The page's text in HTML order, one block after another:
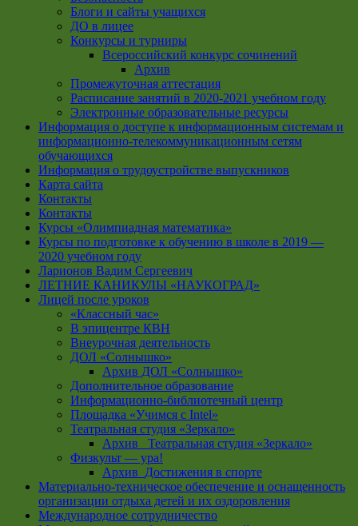
Блоги и сайты учащихся
ДО в лицее
Конкурсы и турниры
Всероссийский конкурс сочинений
Архив
Промежуточная аттестация
Расписание занятий в 2020-2021 учебном году
Электронные образовательные ресурсы
Информация о доступе к информационным системам и
информационно-телекоммуникационным сетям
обучающихся
Информация о трудоустройстве выпускников
Карта сайта
Контакты
Контакты
Курсы «Олимпиадная математика»
Курсы по подготовке к обучению в школе в 2019 —
2020 учебном году
Ларионов Вадим Сергеевич
ЛЕТНИЕ КАНИКУЛЫ «НАУКОГРАД»
Лицей после уроков
«Классный час»
В эпицентре КВН
Внеурочная деятельность
ДОЛ «Солнышко»
Архив ДОЛ «Солнышко»
Дополнительное образование
Информационно-библиотечный центр
Площадка «Учимся с Intel»
Театральная студия «Зеркало»
Архив _Театральная студия «Зеркало»
Физкульт — ура!
Архив_Достижения в спорте
Материально-техническое обеспечение и оснащенность
организации отдыха детей и их оздоровления
Международное сотрудничество